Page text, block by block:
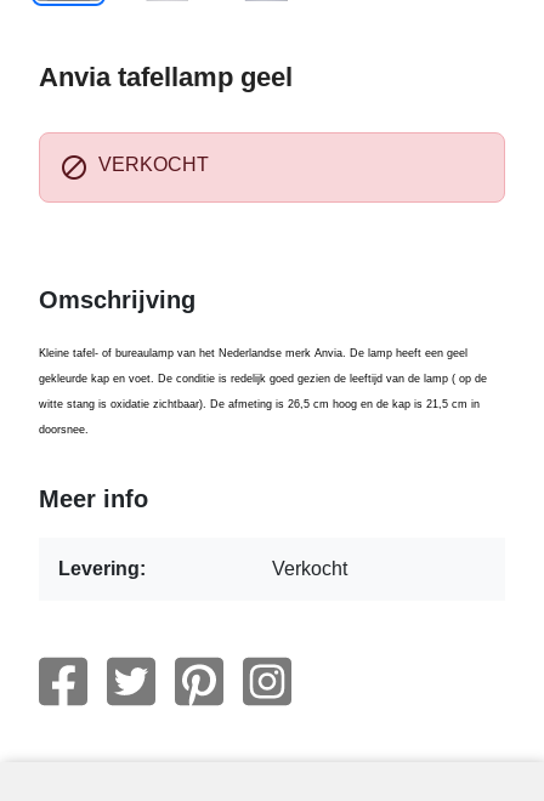
Anvia tafellamp geel
 VERKOCHT
Omschrijving
Kleine tafel- of bureaulamp van het Nederlandse merk Anvia. De lamp heeft een geel
gekleurde kap en voet. De conditie is redelijk goed gezien de leeftijd van de lamp ( op de
witte stang is oxidatie zichtbaar). De afmeting is 26,5 cm hoog en de kap is 21,5 cm in
doorsnee.
Meer info
Levering: Verkocht